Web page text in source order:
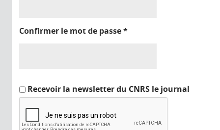
Confirmer le mot de passe*
Recevoir la newsletter du CNRS le journal